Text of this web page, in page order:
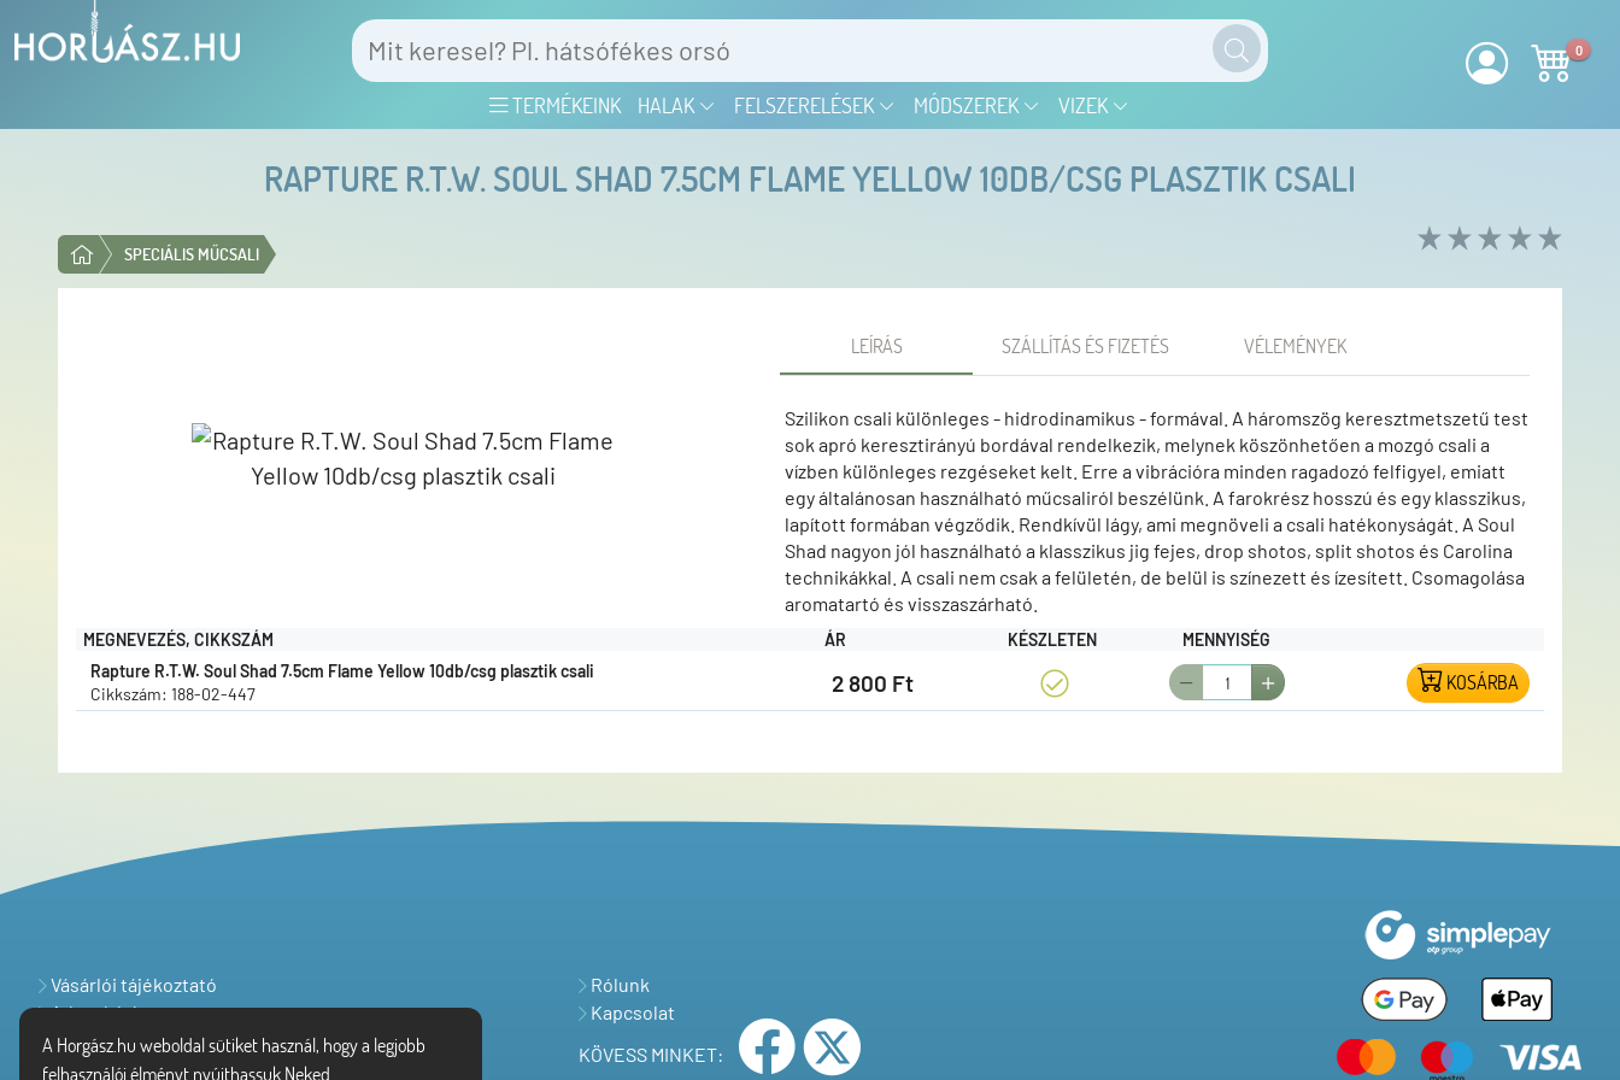
A Horgász.hu weboldal sütiket használ, hogy a legjobb
felhasználói élményt nyújthassuk Neked.
TERMÉKEINK HALAK FELSZERELÉSEK MÓDSZEREK VIZEK
0
RAPTURE R.T.W. SOUL SHAD 7.5CM FLAME YELLOW 10DB/CSG PLASZTIK CSALI
SPECIÁLIS MŰCSALI
LEÍRÁS SZÁLLÍTÁS ÉS FIZETÉS VÉLEMÉNYEK
Szilikon csali különleges - hidrodinamikus - formával. A háromszög keresztmetszetű test
sok apró keresztirányú bordával rendelkezik, melynek köszönhetően a mozgó csali a
vízben különleges rezgéseket kelt. Erre a vibrációra minden ragadozó felfigyel, emiatt
egy általánosan használható műcsaliról beszélünk. A farokrész hosszú és egy klasszikus,
lapított formában végződik. Rendkívül lágy, ami megnöveli a csali hatékonyságát. A Soul
Shad nagyon jól használható a klasszikus jig fejes, drop shotos, split shotos és Carolina
technikákkal. A csali nem csak a felületén, de belül is színezett és ízesített. Csomagolása
aromatartó és visszaszárható.
MEGNEVEZÉS, CIKKSZÁM ÁR KÉSZLETEN
MENNYISÉG
Rapture R.T.W. Soul Shad 7.5cm Flame Yellow 10db/csg plasztik csali
Cikkszám: 188-02-447
2 800 Ft KOSÁRBA
Vásárlói tájékoztató
Adatvédelem
Rólunk
Kapcsolat
KÖVESS MINKET: